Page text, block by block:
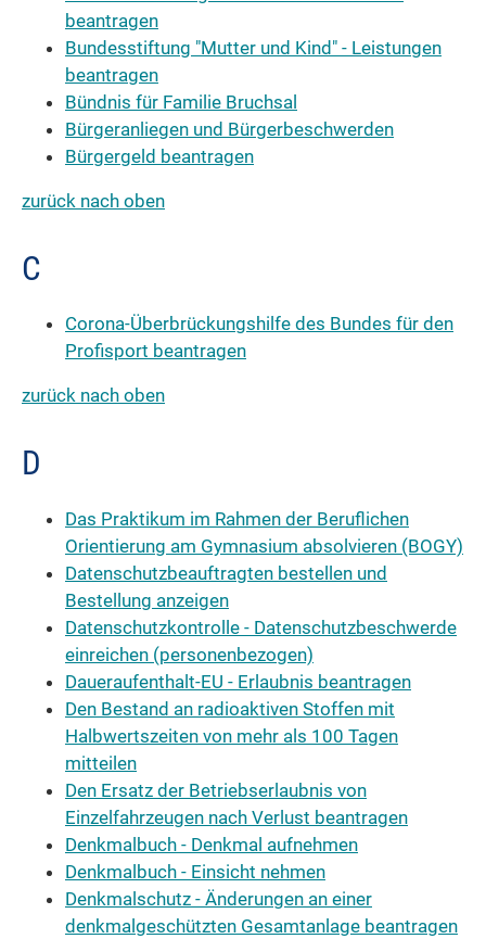
beantragen
Bundesstiftung "Mutter und Kind" - Leistungen
beantragen
Bündnis für Familie Bruchsal
Bürgeranliegen und Bürgerbeschwerden
Bürgergeld beantragen
zurück nach oben
C
Corona-Überbrückungshilfe des Bundes für den
Profisport beantragen
zurück nach oben
D
Das Praktikum im Rahmen der Beruflichen
Orientierung am Gymnasium absolvieren (BOGY)
Datenschutzbeauftragten bestellen und
Bestellung anzeigen
Datenschutzkontrolle - Datenschutzbeschwerde
einreichen (personenbezogen)
Daueraufenthalt-EU - Erlaubnis beantragen
Den Bestand an radioaktiven Stoffen mit
Halbwertszeiten von mehr als 100 Tagen
mitteilen
Den Ersatz der Betriebserlaubnis von
Einzelfahrzeugen nach Verlust beantragen
Denkmalbuch - Denkmal aufnehmen
Denkmalbuch - Einsicht nehmen
Denkmalschutz - Änderungen an einer
denkmalgeschützten Gesamtanlage beantragen